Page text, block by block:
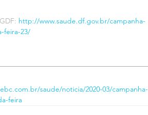
http://www.saude.df.gov.br/campanha-
feira-23/
saude/noticia/2020-03/campanha-
feira